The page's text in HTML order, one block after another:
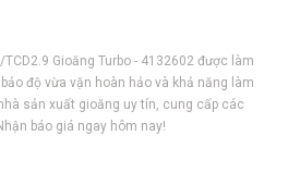
Gioăng Turbo - 4132602 được làm
độ vừa vặn hoàn hảo và khả năng làm
sản xuất gioăng uy tín, cung cấp các
báo giá ngay hôm nay!